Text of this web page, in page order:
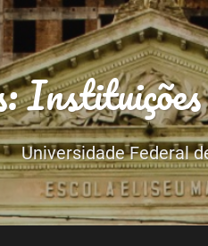
Universidade Federal